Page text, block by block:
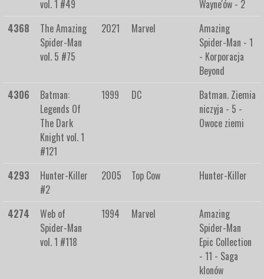
vol. 1 #49
Wayne'ów - 2
4368
The Amazing
Spider-Man
vol. 5 #75
2021 Marvel
Amazing
Spider-Man - 1
- Korporacja
Beyond
4306
Batman:
Legends Of
The Dark
Knight vol. 1
#121
1999 DC
Batman. Ziemia
niczyja - 5 -
Owoce ziemi
4293
Hunter-Killer
#2
2005 Top Cow Hunter-Killer
4274
Web of
Spider-Man
vol. 1 #118
1994 Marvel
Amazing
Spider-Man
Epic Collection
- 11 - Saga
klonów